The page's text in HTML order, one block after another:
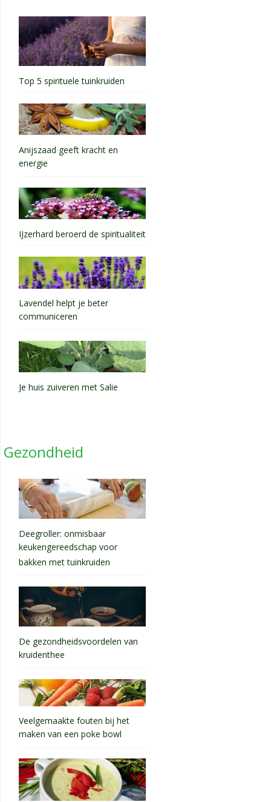
Top 5 spirituele tuinkruiden
Anijszaad geeft kracht en
energie
IJzerhard beroerd de spiritualiteit
Lavendel helpt je beter
communiceren
Je huis zuiveren met Salie
Gezondheid
Deegroller: onmisbaar
keukengereedschap voor
bakken met tuinkruiden
De gezondheidsvoordelen van
kruidenthee
Veelgemaakte fouten bij het
maken van een poke bowl